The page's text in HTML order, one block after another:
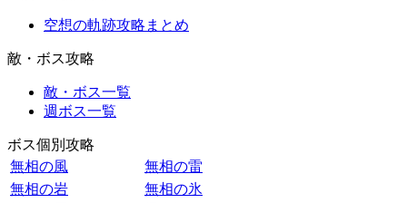
空想の軌跡攻略まとめ
敵・ボス攻略
敵・ボス一覧
週ボス一覧
ボス個別攻略
無相の風
無相の雷
無相の岩
無相の氷